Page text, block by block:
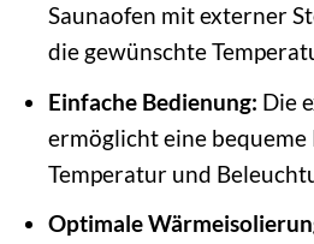
Saunaofen mit externer
die gewünschte
Einfache Bedienung: Die
ermöglicht eine bequeme
Temperatur und
Optimale